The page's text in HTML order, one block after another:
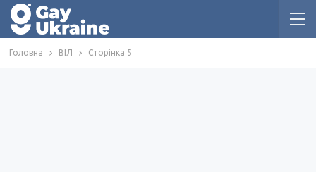
Головна ВІЛ Сторінка 5